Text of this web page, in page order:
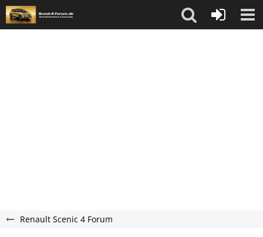
Renault Scenic 4 Forum